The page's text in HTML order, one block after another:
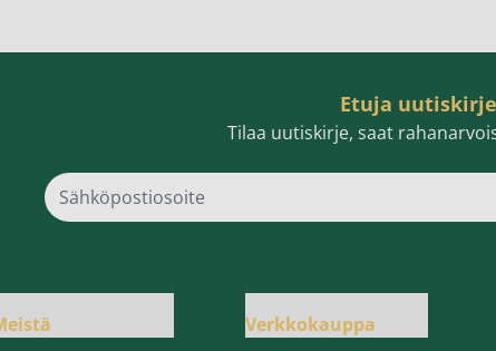
Etuja
Tilaa uutiskirje, saat
Verkkokauppa